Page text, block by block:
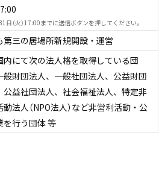
日（火）17:00までに送信ボタンを押してください。
第三の居場所新規開設・運営
内にて次の法人格を取得している団
般財団法人、一般社団法人、公益財団
公益社団法人、社会福祉法人、特定非
動法人（NPO法人）など非営利活動・公
を行う団体 等